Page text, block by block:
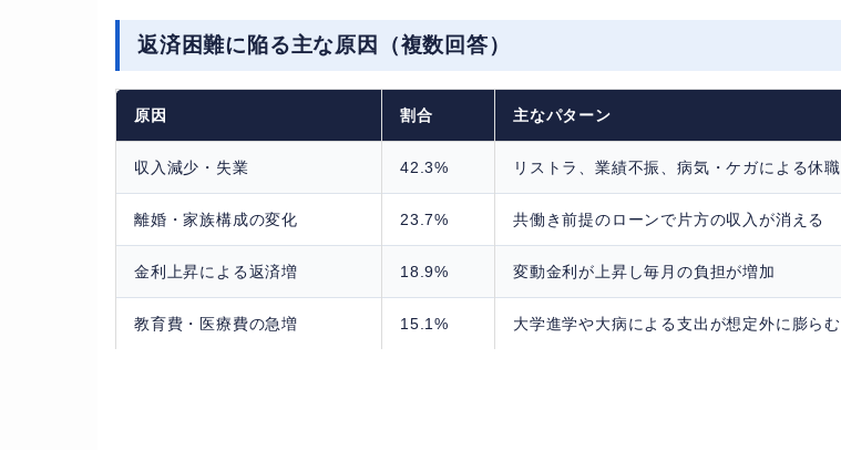
返済困難に陥る主な原因（複数回答）
原因 割合 主なパターン
収入減少・失業 42.3% リストラ、業績不振、病気・ケガによる休職
離婚・家族構成の変化 23.7% 共働き前提のローンで片方の収入が消える
金利上昇による返済増 18.9% 変動金利が上昇し毎月の負担が増加
教育費・医療費の急増 15.1% 大学進学や大病による支出が想定外に膨らむ